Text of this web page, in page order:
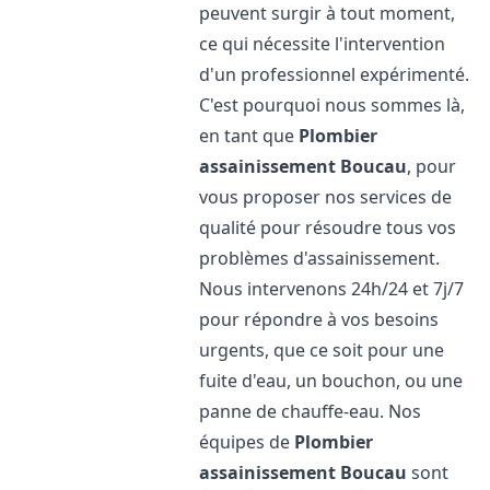
peuvent surgir à tout moment,
ce qui nécessite l'intervention
d'un professionnel expérimenté.
C'est pourquoi nous sommes là,
en tant que Plombier
assainissement Boucau, pour
vous proposer nos services de
qualité pour résoudre tous vos
problèmes d'assainissement.
Nous intervenons 24h/24 et 7j/7
pour répondre à vos besoins
urgents, que ce soit pour une
fuite d'eau, un bouchon, ou une
panne de chauffe-eau. Nos
équipes de Plombier
assainissement Boucau sont